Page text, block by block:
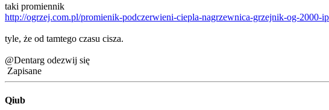
taki promiennik
http://ogrzej.com.pl/promienik-podczerwieni-ciepla-nagrzewnica-grzejnik-og-
tyle, że od tamtego czasu cisza.
@Dentarg odezwij się
Zapisane
Qiub